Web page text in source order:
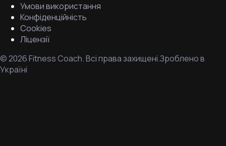
Умови використання
Конфіденційність
Cookies
Ліцензії
©2026Fitness Coach.Всі права захищені.Зроблено в
Україні